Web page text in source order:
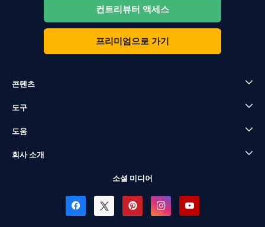
컨트리뷰터 액세스
프리미엄으로 가기
콘텐츠
도구
도움
회사 소개
소셜 미디어